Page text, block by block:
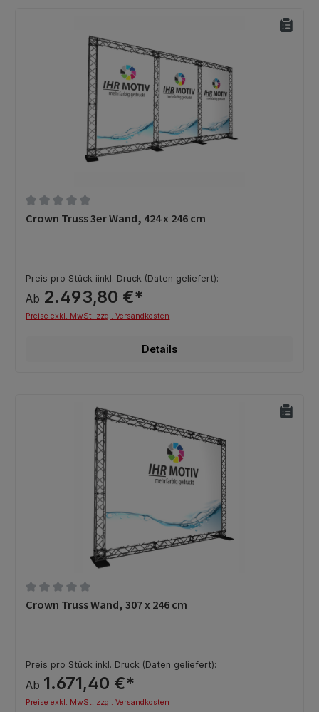
Durchschnittliche Bewertung von 0 von 5 Sternen
Crown Truss 3er Wand, 424 x 246 cm
Preis pro Stück iinkl. Druck (Daten geliefert):
Ab 2.493,80 €*
Preise exkl. MwSt. zzgl. Versandkosten
Details
Durchschnittliche Bewertung von 0 von 5 Sternen
Crown Truss Wand, 307 x 246 cm
Preis pro Stück inkl. Druck (Daten geliefert):
Ab 1.671,40 €*
Preise exkl. MwSt. zzgl. Versandkosten